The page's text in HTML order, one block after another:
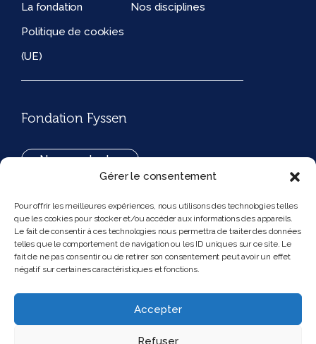
Gérer le consentement
Pour offrir les meilleures expériences, nous utilisons des technologies telles
que les cookies pour stocker et/ou accéder aux informations des appareils.
Le fait de consentir à ces technologies nous permettra de traiter des données
telles que le comportement de navigation ou les ID uniques sur ce site. Le
fait de ne pas consentir ou de retirer son consentement peut avoir un effet
négatif sur certaines caractéristiques et fonctions.
Accepter
Refuser
La fondation
Nos disciplines
Politique de cookies
(UE)
Fondation Fyssen
Nous contacter
194, rue de Rivoli 75001 Paris France
Nous suivre